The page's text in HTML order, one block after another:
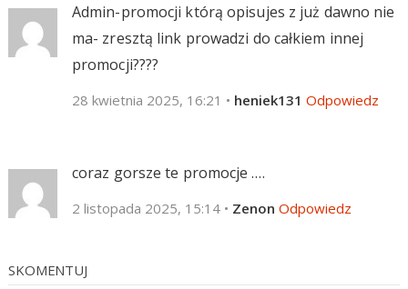
Admin-promocji którą opisujes z już dawno nie
ma- zresztą link prowadzi do całkiem innej
promocji????
28 kwietnia 2025, 16:21 • heniek131 Odpowiedz
coraz gorsze te promocje ….
2 listopada 2025, 15:14 • Zenon Odpowiedz
SKOMENTUJ